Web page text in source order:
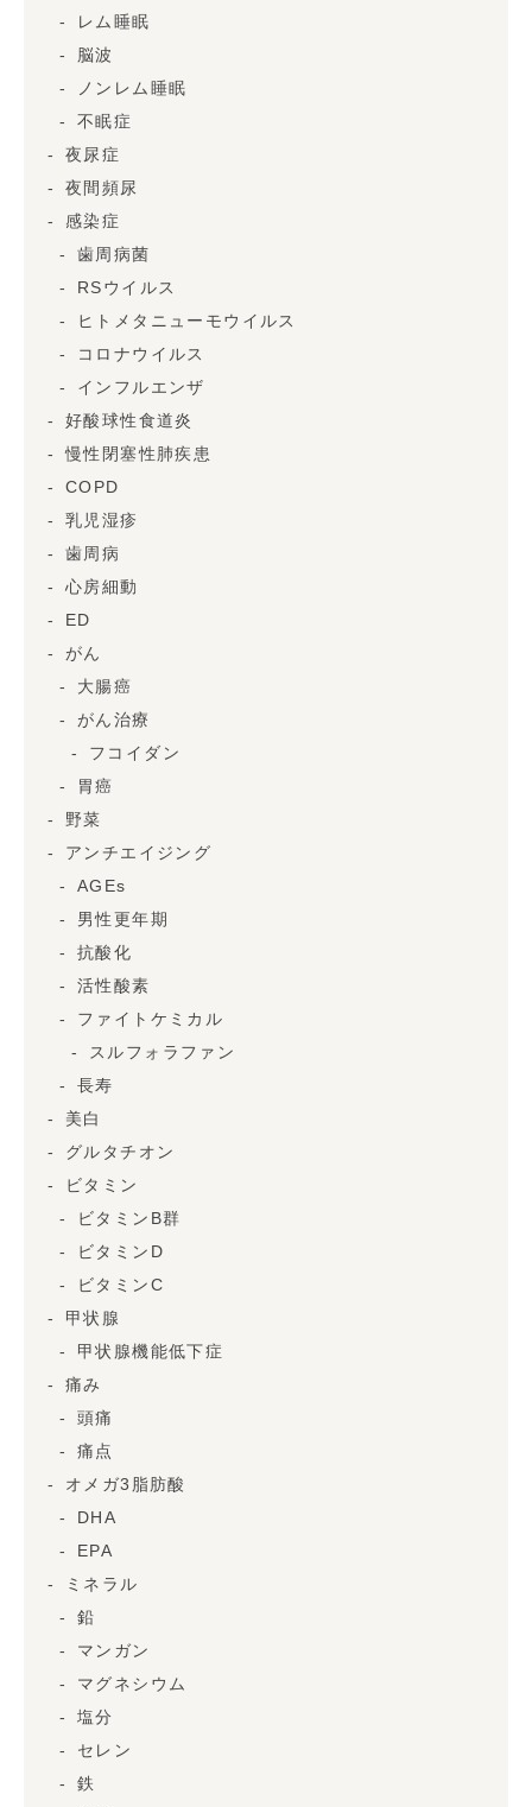
レム睡眠
脳波
ノンレム睡眠
不眠症
夜尿症
夜間頻尿
感染症
歯周病菌
RSウイルス
ヒトメタニューモウイルス
コロナウイルス
インフルエンザ
好酸球性食道炎
慢性閉塞性肺疾患
COPD
乳児湿疹
歯周病
心房細動
ED
がん
大腸癌
がん治療
フコイダン
胃癌
野菜
アンチエイジング
AGEs
男性更年期
抗酸化
活性酸素
ファイトケミカル
スルフォラファン
長寿
美白
グルタチオン
ビタミン
ビタミンB群
ビタミンD
ビタミンC
甲状腺
甲状腺機能低下症
痛み
頭痛
痛点
オメガ3脂肪酸
DHA
EPA
ミネラル
鉛
マンガン
マグネシウム
塩分
セレン
鉄